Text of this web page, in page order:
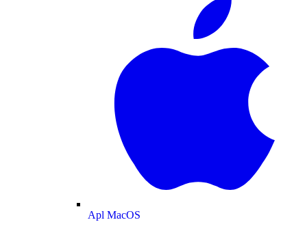
Apl MacOS